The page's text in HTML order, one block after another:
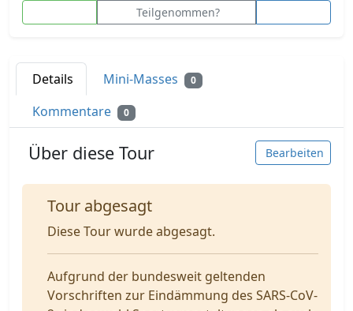
Teilgenommen?
Details Mini-Masses 0
Kommentare 0
Über diese Tour Bearbeiten
Tour abgesagt
Diese Tour wurde abgesagt.
Aufgrund der bundesweit geltenden
Vorschriften zur Eindämmung des SARS-CoV-